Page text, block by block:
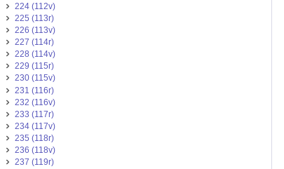
224 (112v)
225 (113r)
226 (113v)
227 (114r)
228 (114v)
229 (115r)
230 (115v)
231 (116r)
232 (116v)
233 (117r)
234 (117v)
235 (118r)
236 (118v)
237 (119r)